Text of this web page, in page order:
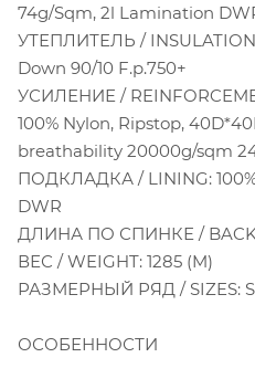
74g/Sqm, 2l Lamination
УТЕПЛИТЕЛЬ /
Down 90/10 F.p.750+
УСИЛЕНИЕ /
100% Nylon, Ripstop,
breathability 20000g/sqm
ПОДКЛАДКА / LINING:
DWR
ДЛИНА ПО СПИНКЕ / BACK
ВЕС / WEIGHT: 1285 (M)
РАЗМЕРНЫЙ РЯД / SIZES:
ОСОБЕННОСТИ